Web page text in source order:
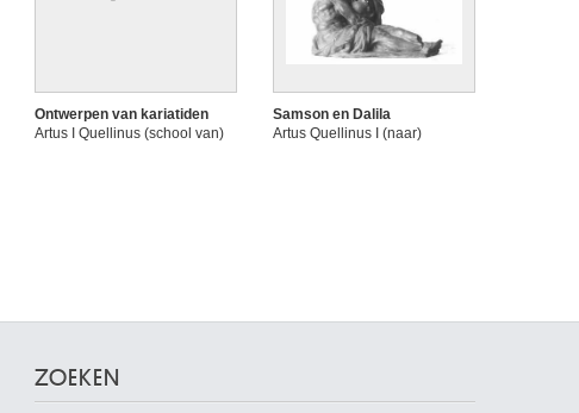
Ontwerpen van kariatiden
Artus I Quellinus (school van)
Samson en Dalila
Artus Quellinus I (naar)
ZOEKEN